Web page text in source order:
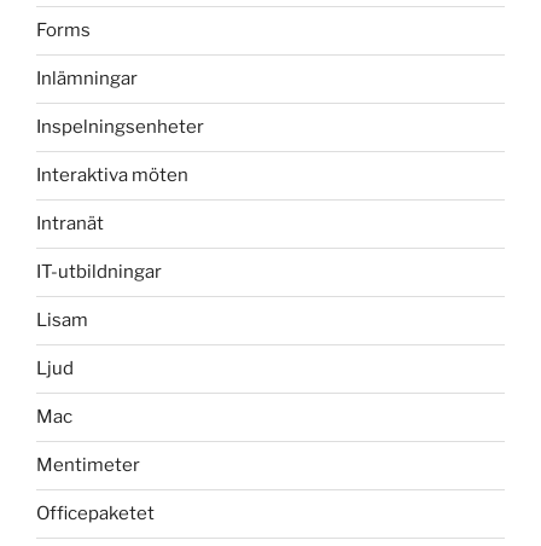
Forms
Inlämningar
Inspelningsenheter
Interaktiva möten
Intranät
IT-utbildningar
Lisam
Ljud
Mac
Mentimeter
Officepaketet